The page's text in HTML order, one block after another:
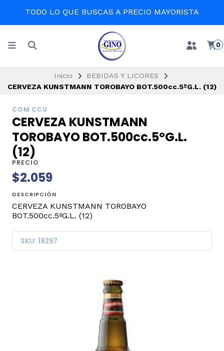
TODO LO QUE BUSCAS A PRECIO MAYORISTA
0
Inicio
BEBIDAS Y LICORES
CERVEZA KUNSTMANN TOROBAYO BOT.500cc.5ºG.L. (12)
COM CCU
CERVEZA KUNSTMANN
TOROBAYO BOT.500cc.5ºG.L.
(12)
PRECIO
$2.059
DESCRIPCIÓN
CERVEZA KUNSTMANN TOROBAYO
BOT.500cc.5ºG.L. (12)
SKU: 19297